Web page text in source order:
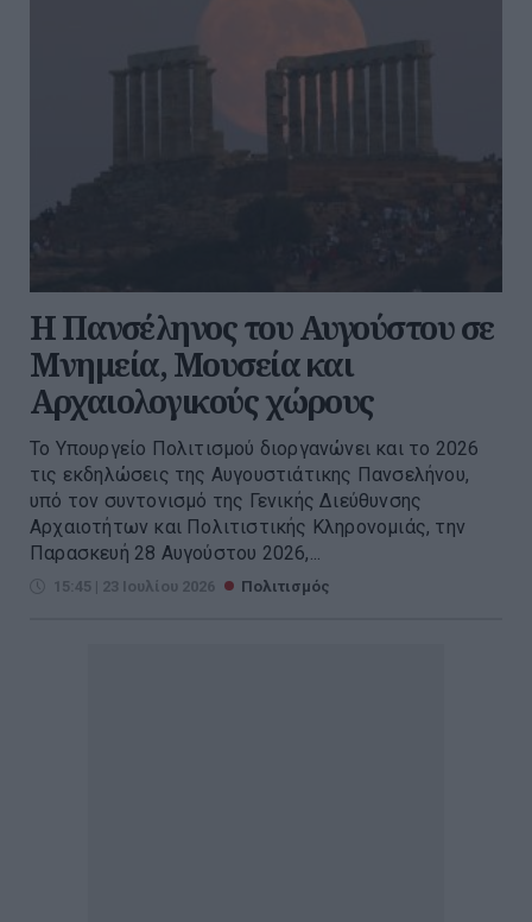
Η Πανσέληνος του Αυγούστου σε
Μνημεία, Μουσεία και
Αρχαιολογικούς χώρους
Το Υπουργείο Πολιτισμού διοργανώνει και το 2026
τις εκδηλώσεις της Αυγουστιάτικης Πανσελήνου,
υπό τον συντονισμό της Γενικής Διεύθυνσης
Αρχαιοτήτων και Πολιτιστικής Κληρονομιάς, την
Παρασκευή 28 Αυγούστου 2026,...
15:45 | 23 Ιουλίου 2026 Πολιτισμός